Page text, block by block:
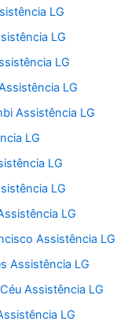
LG
LG
LG
LG
Assistência LG
LG
LG
LG
LG
Assistência LG
Assistência LG
Assistência LG
LG